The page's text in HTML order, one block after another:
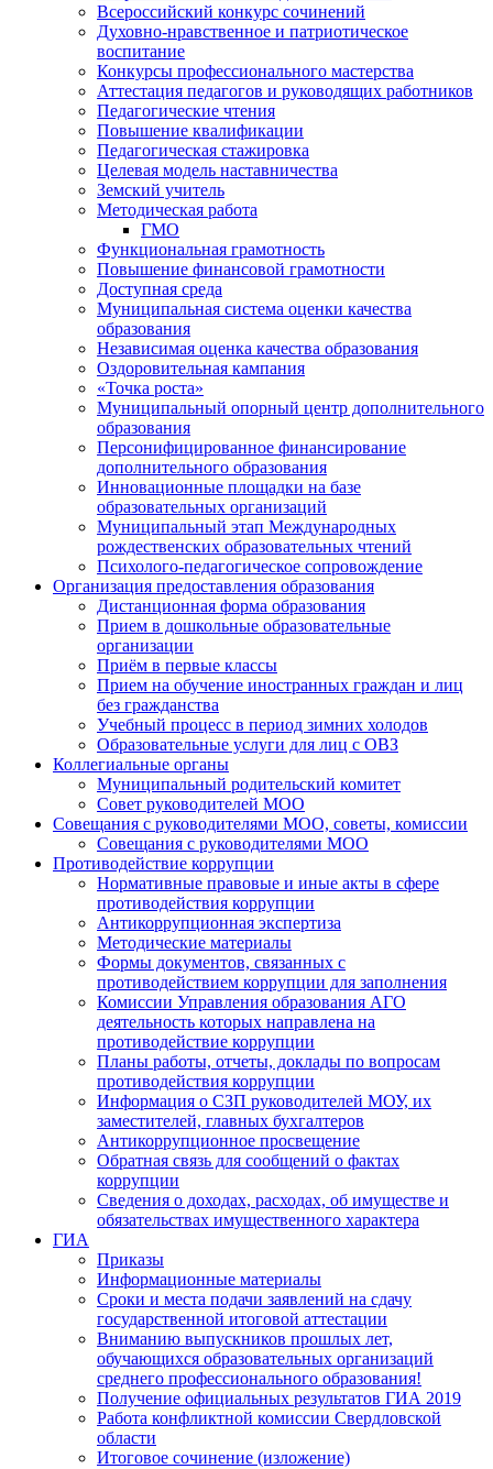
Всероссийский конкурс сочинений
Духовно-нравственное и патриотическое
воспитание
Конкурсы профессионального мастерства
Аттестация педагогов и руководящих работников
Педагогические чтения
Повышение квалификации
Педагогическая стажировка
Целевая модель наставничества
Земский учитель
Методическая работа
ГМО
Функциональная грамотность
Повышение финансовой грамотности
Доступная среда
Муниципальная система оценки качества
образования
Независимая оценка качества образования
Оздоровительная кампания
«Точка роста»
Муниципальный опорный центр дополнительного
образования
Персонифицированное финансирование
дополнительного образования
Инновационные площадки на базе
образовательных организаций
Муниципальный этап Международных
рождественских образовательных чтений
Психолого-педагогическое сопровождение
Организация предоставления образования
Дистанционная форма образования
Прием в дошкольные образовательные
организации
Приём в первые классы
Прием на обучение иностранных граждан и лиц
без гражданства
Учебный процесс в период зимних холодов
Образовательные услуги для лиц с ОВЗ
Коллегиальные органы
Муниципальный родительский комитет
Совет руководителей МОО
Совещания с руководителями МОО, советы, комиссии
Совещания с руководителями МОО
Противодействие коррупции
Нормативные правовые и иные акты в сфере
противодействия коррупции
Антикоррупционная экспертиза
Методические материалы
Формы документов, связанных с
противодействием коррупции для заполнения
Комиссии Управления образования АГО
деятельность которых направлена на
противодействие коррупции
Планы работы, отчеты, доклады по вопросам
противодействия коррупции
Информация о СЗП руководителей МОУ, их
заместителей, главных бухгалтеров
Антикоррупционное просвещение
Обратная связь для сообщений о фактах
коррупции
Сведения о доходах, расходах, об имуществе и
обязательствах имущественного характера
ГИА
Приказы
Информационные материалы
Сроки и места подачи заявлений на сдачу
государственной итоговой аттестации
Вниманию выпускников прошлых лет,
обучающихся образовательных организаций
среднего профессионального образования!
Получение официальных результатов ГИА 2019
Работа конфликтной комиссии Свердловской
области
Итоговое сочинение (изложение)